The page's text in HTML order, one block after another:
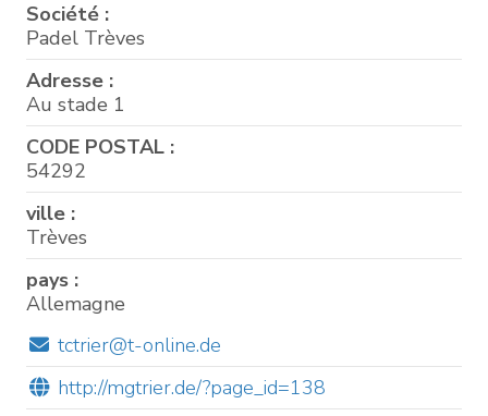
Société :
Padel Trèves
Adresse :
Au stade 1
CODE POSTAL :
54292
ville :
Trèves
pays :
Allemagne
tctrier@t-online.de
http://mgtrier.de/?page_id=138